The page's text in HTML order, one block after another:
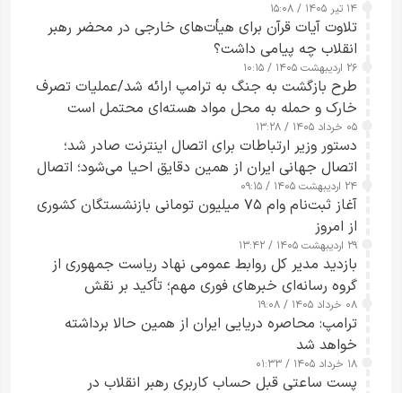
۱۴ تیر ۱۴۰۵ / ۱۵:۰۸
تلاوت آیات قرآن برای هیأت‌های خارجی در محضر رهبر
انقلاب چه پیامی داشت؟
۲۶ اردیبهشت ۱۴۰۵ / ۱۰:۱۵
طرح‌ بازگشت به جنگ به ترامپ ارائه شد/عملیات تصرف
خارک و حمله به محل مواد هسته‌ای محتمل است
۰۵ خرداد ۱۴۰۵ / ۱۳:۲۸
دستور وزیر ارتباطات برای اتصال اینترنت صادر شد؛
اتصال جهانی ایران از همین دقایق احیا می‌شود؛ اتصال
کامل مردم تا ۲۴ ساعت آینده
۲۴ اردیبهشت ۱۴۰۵ / ۰۹:۱۵
آغاز ثبت‌نام وام ۷۵ میلیون تومانی بازنشستگان کشوری
از امروز
۲۹ اردیبهشت ۱۴۰۵ / ۱۳:۴۲
بازدید مدیر کل روابط عمومی نهاد ریاست جمهوری از
گروه رسانه‌ای خبرهای فوری مهم؛ تأکید بر نقش
رسانه‌های هوشمند و مسئول در ارتقای آگاهی عمومی
۰۸ خرداد ۱۴۰۵ / ۱۹:۰۸
ترامپ: محاصره دریایی ایران از همین حالا برداشته
خواهد شد
۱۸ خرداد ۱۴۰۵ / ۰۱:۳۳
پست ساعتی قبل حساب کاربری رهبر انقلاب در